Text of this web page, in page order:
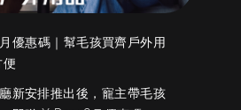
惠碼｜幫毛孩買齊戶外用
新安排推出後，寵主帶毛孩